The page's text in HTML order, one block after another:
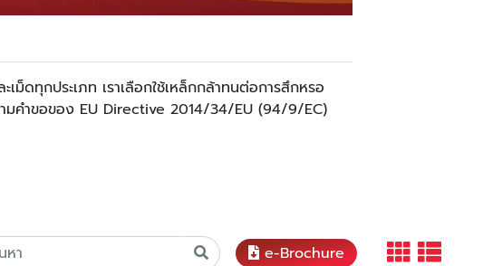
ม็ดทุกประเภท เราเลือกใช้เหล็กกล้าทนต่อการสึกหรอ
มคำขอของ EU Directive 2014/34/EU (94/9/EC)
e-Brochure